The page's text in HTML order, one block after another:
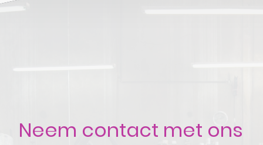
Neem contact met ons